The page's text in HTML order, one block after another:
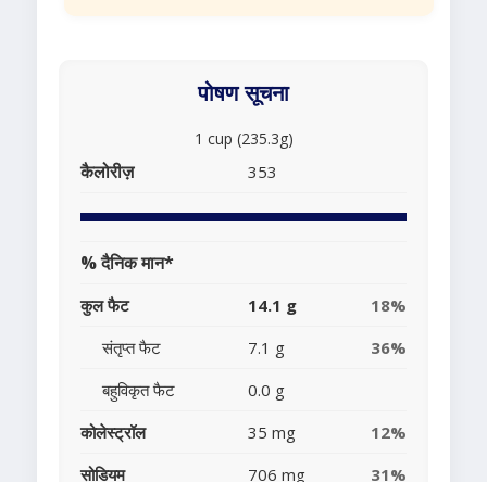
पोषण सूचना
1 cup (235.3g)
कैलोरीज़ 353
% दैनिक मान*
कुल फैट 14.1 g
18%
संतृप्त फैट
7.1 g
36%
बहुविकृत फैट
0.0 g
कोलेस्ट्रॉल
35 mg
12%
सोडियम
706 mg 31%